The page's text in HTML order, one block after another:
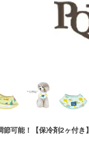
可能！【保冷剤2ヶ付き】